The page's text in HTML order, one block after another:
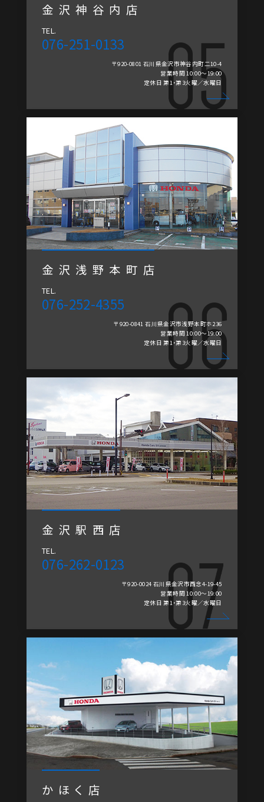
金沢神谷内店
TEL.
076-251-0133
〒920-0801 石川県金沢市神谷内町二10-4
営業時間 10:00～19:00
定休日 第1・第3火曜／水曜日
金沢浅野本町店
TEL.
076-252-4355
〒920-0841 石川県金沢市浅野本町ホ236
営業時間 10:00～19:00
定休日 第1・第3火曜／水曜日
金沢駅西店
TEL.
076-262-0123
〒920-0024 石川県金沢市西念4-19-45
営業時間 10:00～19:00
定休日 第1・第3火曜／水曜日
かほく店